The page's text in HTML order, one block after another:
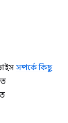
সম্পর্কে কিছু